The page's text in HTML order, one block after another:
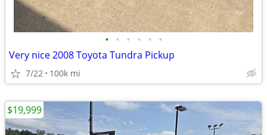
• • • • • •
Very nice 2008 Toyota Tundra Pickup
7/22 100k mi
$19,999